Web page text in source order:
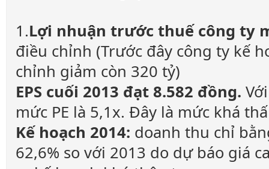
1.Lợi nhuận trước thuế công ty
điều chỉnh (Trước đây công ty kế
chỉnh giảm còn 320 tỷ)
EPS cuối 2013 đạt 8.582 đồng.
mức PE là 5,1x. Đây là mức khá
Kế hoạch 2014: doanh thu chỉ
62,6% so với 2013 do dự báo giá